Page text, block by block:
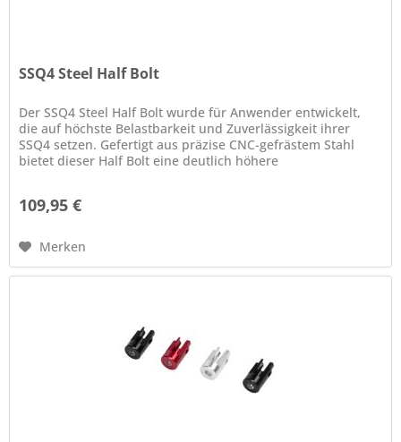
SSQ4 Steel Half Bolt
Der SSQ4 Steel Half Bolt wurde für Anwender entwickelt,
die auf höchste Belastbarkeit und Zuverlässigkeit ihrer
SSQ4 setzen. Gefertigt aus präzise CNC-gefrästem Stahl
bietet dieser Half Bolt eine deutlich höhere
109,95 €
Merken